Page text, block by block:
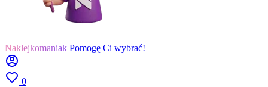
Naklejkomaniak Pomogę Ci wybrać!
0